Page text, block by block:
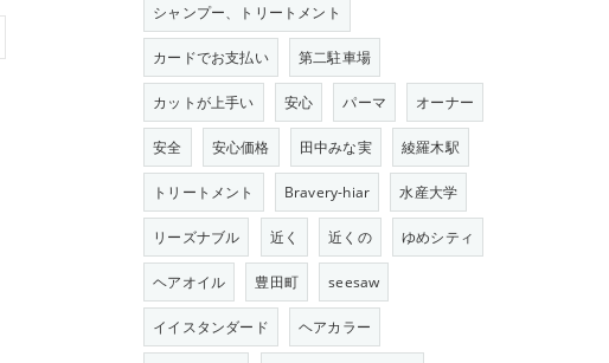
シャンプー、トリートメント
カードでお支払い 第二駐車場
カットが上手い 安心 パーマ オーナー
安全 安心価格 田中みな実 綾羅木駅
トリートメント Bravery-hiar 水産大学
リーズナブル 近く 近くの ゆめシティ
ヘアオイル 豊田町 seesaw
イイスタンダード ヘアカラー